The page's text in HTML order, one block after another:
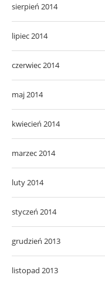
sierpień 2014
lipiec 2014
czerwiec 2014
maj 2014
kwiecień 2014
marzec 2014
luty 2014
styczeń 2014
grudzień 2013
listopad 2013